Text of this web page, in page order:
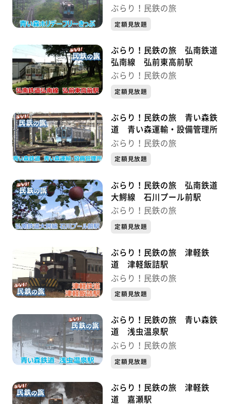
ぶらり！民鉄の旅
定額見放題
ぶらり！民鉄の旅 弘南鉄道
弘南線 弘前東高前駅
ぶらり！民鉄の旅
定額見放題
ぶらり！民鉄の旅 青い森鉄
道 青い森運輸・設備管理所
ぶらり！民鉄の旅
定額見放題
ぶらり！民鉄の旅 弘南鉄道
大鰐線 石川プール前駅
ぶらり！民鉄の旅
定額見放題
ぶらり！民鉄の旅 津軽鉄
道 津軽飯詰駅
ぶらり！民鉄の旅
定額見放題
ぶらり！民鉄の旅 青い森鉄
道 浅虫温泉駅
ぶらり！民鉄の旅
定額見放題
ぶらり！民鉄の旅 津軽鉄
道 嘉瀬駅